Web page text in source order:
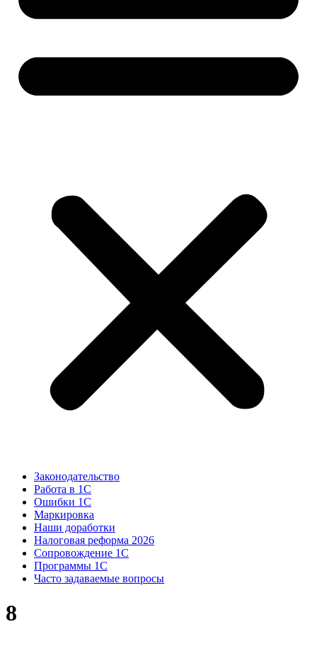
Законодательство
Работа в 1С
Ошибки 1С
Маркировка
Наши доработки
Налоговая реформа 2026
Сопровождение 1С
Программы 1С
Часто задаваемые вопросы
8